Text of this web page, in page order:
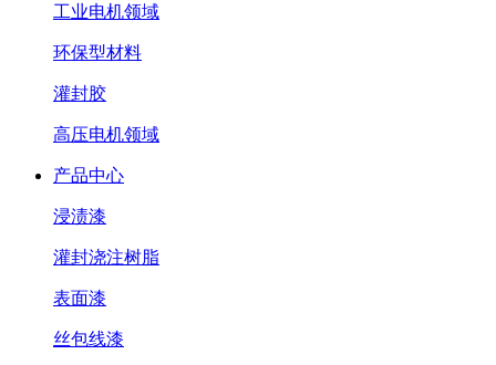
工业电机领域
环保型材料
灌封胶
高压电机领域
产品中心
浸渍漆
灌封浇注树脂
表面漆
丝包线漆